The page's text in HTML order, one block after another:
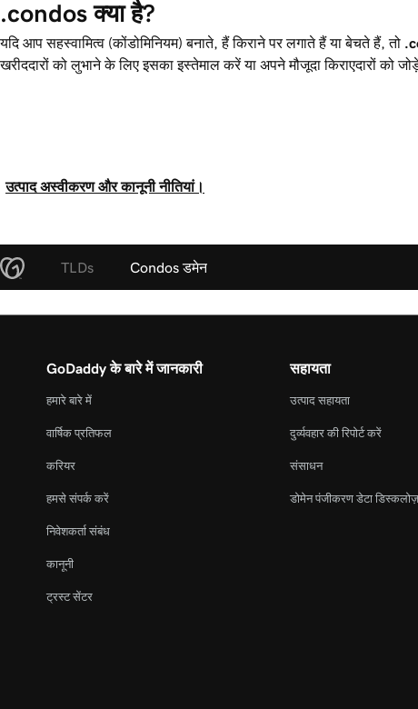
.condos क्या है?
यदि आप सहस्वामित्व (कोंडोमिनियम) बनाते, हैं किराने पर लगाते हैं या बेचते हैं, तो
खरीददारों को लुभाने के लिए इसका इस्तेमाल करें या अपने मौजूदा किराएदारों को
उत्पाद अस्वीकरण और कानूनी नीतियां।
TLDs Condos डमेन
GoDaddy के बारे में जानकारी
हमारे बारे में
वार्षिक प्रतिफल
करियर
हमसे संपर्क करें
निवेशकर्ता संबंध
कानूनी
ट्रस्ट सेंटर
सहायता
उत्पाद सहायता
दुर्व्यवहार की रिपोर्ट करें
संसाधन
डोमेन पंजीकरण डेटा